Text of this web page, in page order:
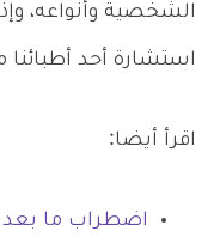
الشخصية وأنواعه،
استشارة أحد أطبائنا
اقرأ أيضا:
اضطراب ما